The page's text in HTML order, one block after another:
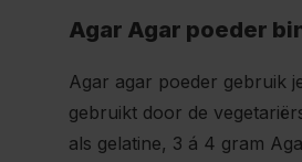
Agar Agar poeder
Agar agar poeder gebruik
gebruikt door de
als gelatine, 3 á 4 gram